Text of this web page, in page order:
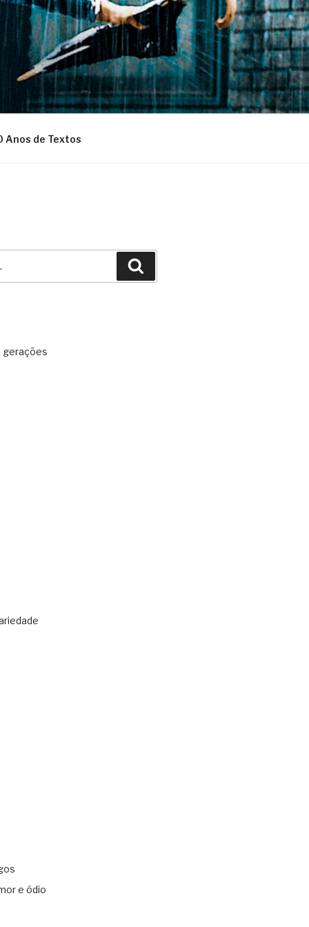
Anos de Textos
gerações
e ódio